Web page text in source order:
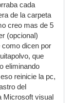
cada
de la carpeta
creo mas de 5
(opcional)
como dicen por
que
eliminando
reinicie la pc,
del
Microsoft visual